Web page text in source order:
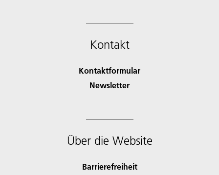
Kontakt
Kontaktformular
Newsletter
Über die Website
Barrierefreiheit